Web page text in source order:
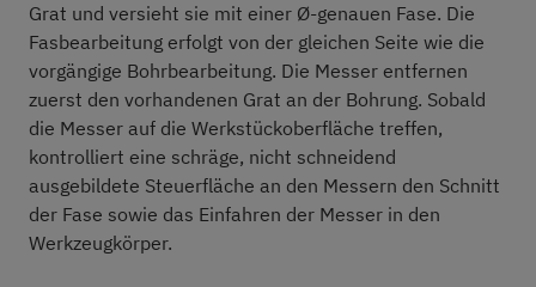
Grat und versieht sie mit einer Ø-genauen Fase. Die
Fasbearbeitung erfolgt von der gleichen Seite wie die
vorgängige Bohrbearbeitung. Die Messer entfernen
zuerst den vorhandenen Grat an der Bohrung. Sobald
die Messer auf die Werkstückoberfläche treffen,
kontrolliert eine schräge, nicht schneidend
ausgebildete Steuerfläche an den Messern den Schnitt
der Fase sowie das Einfahren der Messer in den
Werkzeugkörper.